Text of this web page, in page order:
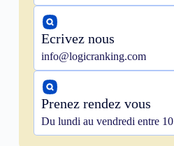
Ecrivez nous
info@logicranking.com
Prenez rendez vous
Du lundi au vendredi entre